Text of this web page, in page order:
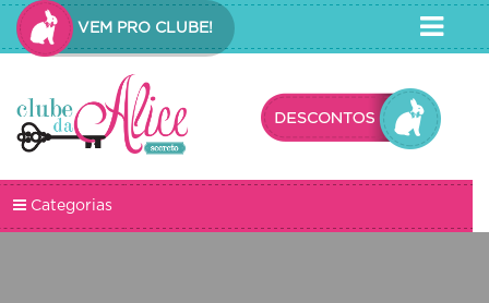
VEM PRO CLUBE!
Categorias